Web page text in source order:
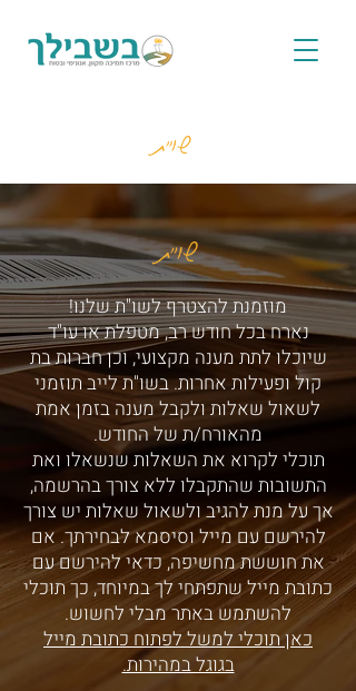
שו"ת
שו"ת
מוזמנת להצטרף לשו"ת שלנו!
נארח בכל חודש רב, מטפלת או עו"ד
שיוכלו לתת מענה מקצועי, וכן חברות בת
קול ופעילות אחרות. בשו"ת לייב תוזמני
לשאול שאלות ולקבל מענה בזמן אמת
מהאורח/ת של החודש.
תוכלי לקרוא את השאלות שנשאלו ואת
התשובות שהתקבלו ללא צורך בהרשמה,
אך על מנת להגיב ולשאול שאלות יש צורך
להירשם עם מייל וסיסמא לבחירתך. אם
את חוששת מחשיפה, כדאי להירשם עם
כתובת מייל שתפתחי לך במיוחד, כך תוכלי
להשתמש באתר מבלי לחשוש.
כאן תוכלי למשל לפתוח כתובת מייל
בגוגל במהירות.